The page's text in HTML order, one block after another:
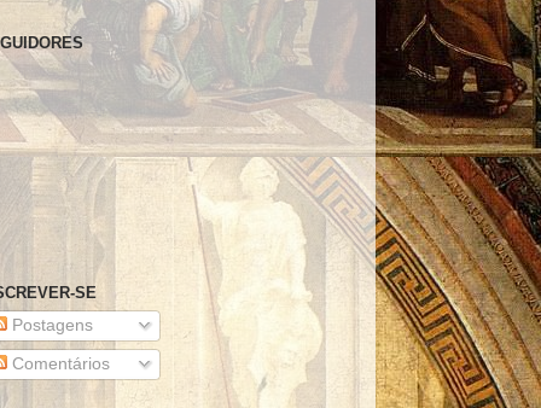
SE
Postagens
Comentários